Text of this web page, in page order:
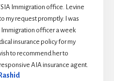
Immigration office. Levine
my request promptly. I was
officer a week
insurance policy for my
to recommend her to
AIA insurance agent.